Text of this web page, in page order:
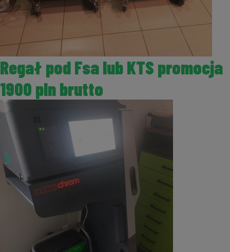
Regał pod Fsa lub KTS promocja
1900 pln brutto